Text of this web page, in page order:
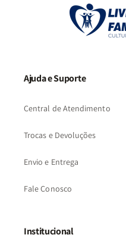
Ajuda e Suporte
Central de Atendimento
Trocas e Devoluções
Envio e Entrega
Fale Conosco
Institucional